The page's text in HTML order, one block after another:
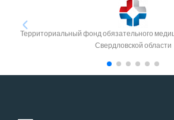
Территориальный фонд обязательного
Свердловской области